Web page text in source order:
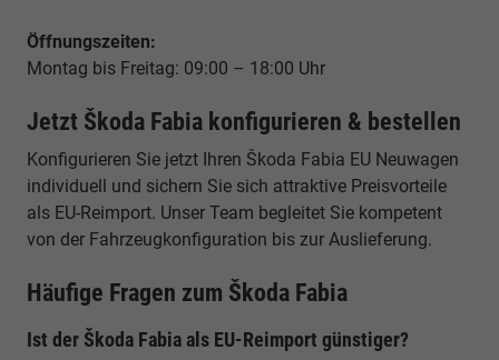
Öffnungszeiten:
Montag bis Freitag: 09:00 – 18:00 Uhr
Jetzt Škoda Fabia konfigurieren & bestellen
Konfigurieren Sie jetzt Ihren Škoda Fabia EU Neuwagen
individuell und sichern Sie sich attraktive Preisvorteile
als EU-Reimport. Unser Team begleitet Sie kompetent
von der Fahrzeugkonfiguration bis zur Auslieferung.
Häufige Fragen zum Škoda Fabia
Ist der Škoda Fabia als EU-Reimport günstiger?